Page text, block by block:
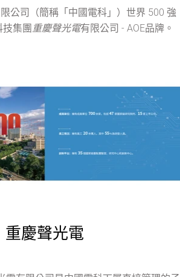
公司（簡稱「中國電科」）世界 500 強
集團重慶聲光電有限公司 - AOE品牌。
重慶聲光電